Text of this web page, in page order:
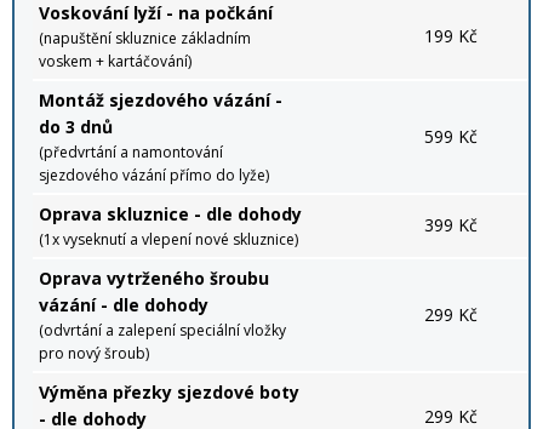
Voskování lyží - na počkání
(napuštění skluznice základním
voskem + kartáčování)
199 Kč
Montáž sjezdového vázání -
do 3 dnů
(předvrtání a namontování
sjezdového vázání přímo do lyže)
599 Kč
Oprava skluznice - dle dohody
(1x vyseknutí a vlepení nové skluznice)
399 Kč
Oprava vytrženého šroubu
vázání - dle dohody
(odvrtání a zalepení speciální vložky
pro nový šroub)
299 Kč
Výměna přezky sjezdové boty
- dle dohody
299 Kč